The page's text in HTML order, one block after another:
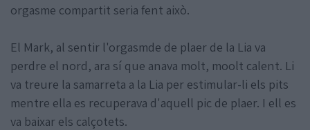
orgasme compartit seria fent això.
El Mark, al sentir l'orgasmde de plaer de la Lia va
perdre el nord, ara sí que anava molt, moolt calent. Li
va treure la samarreta a la Lia per estimular-li els pits
mentre ella es recuperava d'aquell pic de plaer. I ell es
va baixar els calçotets.